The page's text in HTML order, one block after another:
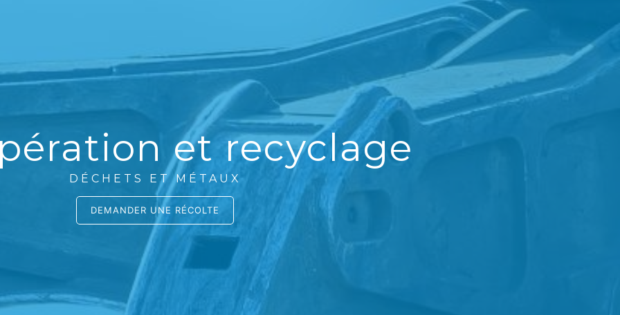
et recyclage
DÉCHETS ET MÉTAUX
DEMANDER UNE RÉCOLTE